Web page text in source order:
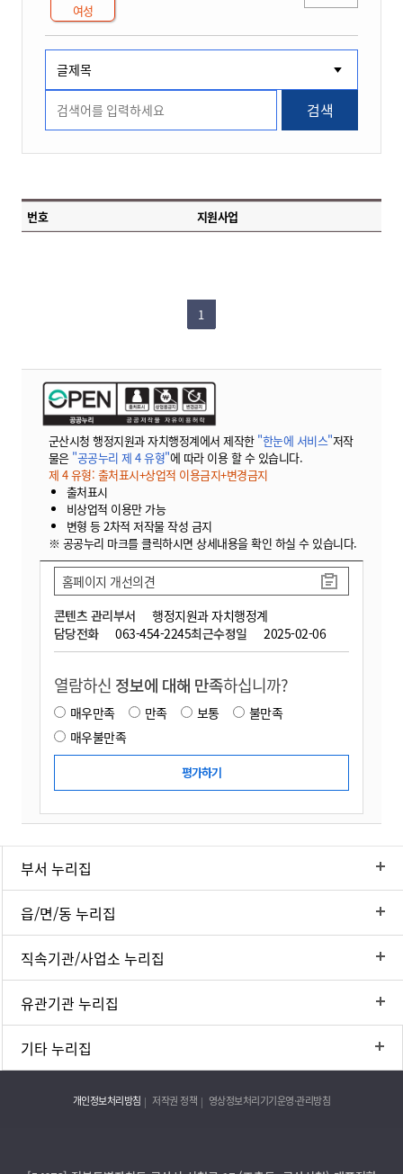
여성
검색
번호 지원사업
1
군산시청 행정지원과 자치행정계에서 제작한 "한눈에 서비스"저작
물은 "공공누리 제 4 유형"에 따라 이용 할 수 있습니다.
제 4 유형: 출처표시+상업적 이용금지+변경금지
출처표시
비상업적 이용만 가능
변형 등 2차적 저작물 작성 금지
※ 공공누리 마크를 클릭하시면 상세내용을 확인 하실 수 있습니다.
콘텐츠 관리부서
행정지원과 자치행정계
담당전화
063-454-2245최근수정일 2025-02-06
홈페이지 개선의견
열람하신 정보에 대해 만족하십니까?
매우만족 만족 보통
불만족
매우불만족
부서 누리집
읍/면/동 누리집
직속기관/사업소 누리집
유관기관 누리집
기타 누리집
개인정보처리방침 저작권 정책 영상정보처리기기운영·관리방침